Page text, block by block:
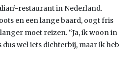
restaurant in Nederland.
en een lange baard, oogt fris
moet reizen. “Ja, ik woon in
dus wel iets dichterbij, maar ik heb